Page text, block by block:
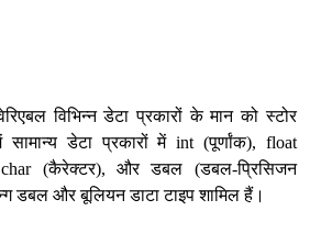
विभिन्न डेटा प्रकारों के मान को स्टोर
डेटा प्रकारों में int (पूर्णांक), float
char (कैरेक्टर), और डबल (डबल-प्रिसिजन
डबल और बूलियन डाटा टाइप शामिल हैं।